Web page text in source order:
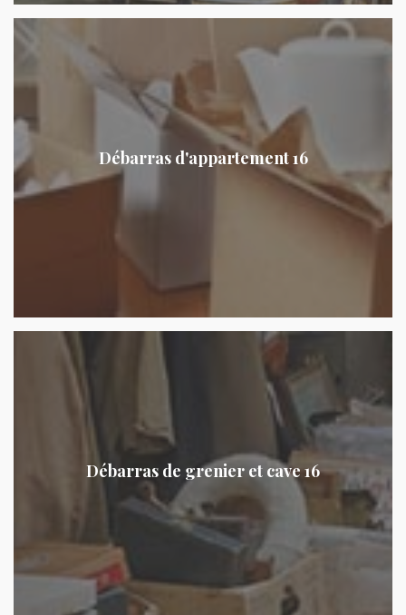
Débarras d'appartement 16
Débarras de grenier et cave 16